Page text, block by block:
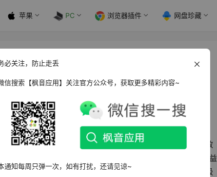
苹果 PC 浏览器插件 网盘珍藏
别小程序，由我们自主研发，能够在本地离线环境下进行高效
字，MixTeX 都能轻松识别，并且支持中英文双语处理。得益
资源的情况下高效运行，适用于任何 Windows 电脑，极
必关注，防止走丢
信搜索【枫音应用】关注官方公众号，获取更多精彩内容~
通知每周只弹一次，如有打扰，还请见谅~